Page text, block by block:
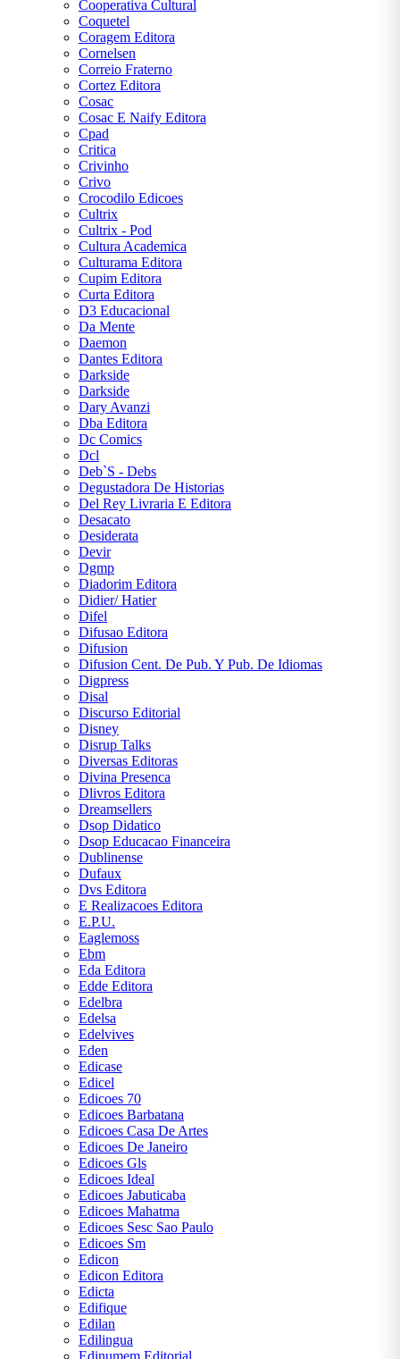
Cooperativa Cultural
Coquetel
Coragem Editora
Cornelsen
Correio Fraterno
Cortez Editora
Cosac
Cosac E Naify Editora
Cpad
Critica
Crivinho
Crivo
Crocodilo Edicoes
Cultrix
Cultrix - Pod
Cultura Academica
Culturama Editora
Cupim Editora
Curta Editora
D3 Educacional
Da Mente
Daemon
Dantes Editora
Darkside
Darkside
Dary Avanzi
Dba Editora
Dc Comics
Dcl
Deb`S - Debs
Degustadora De Historias
Del Rey Livraria E Editora
Desacato
Desiderata
Devir
Dgmp
Diadorim Editora
Didier/ Hatier
Difel
Difusao Editora
Difusion
Difusion Cent. De Pub. Y Pub. De Idiomas
Digpress
Disal
Discurso Editorial
Disney
Disrup Talks
Diversas Editoras
Divina Presenca
Dlivros Editora
Dreamsellers
Dsop Didatico
Dsop Educacao Financeira
Dublinense
Dufaux
Dvs Editora
E Realizacoes Editora
E.P.U.
Eaglemoss
Ebm
Eda Editora
Edde Editora
Edelbra
Edelsa
Edelvives
Eden
Edicase
Edicel
Edicoes 70
Edicoes Barbatana
Edicoes Casa De Artes
Edicoes De Janeiro
Edicoes Gls
Edicoes Ideal
Edicoes Jabuticaba
Edicoes Mahatma
Edicoes Sesc Sao Paulo
Edicoes Sm
Edicon
Edicon Editora
Edicta
Edifique
Edilan
Edilingua
Edinumem Editorial